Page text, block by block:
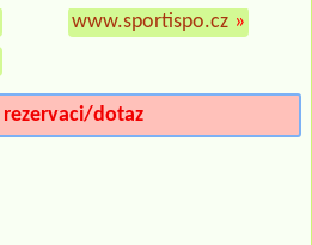
www.sportispo.cz »
rezervaci/dotaz